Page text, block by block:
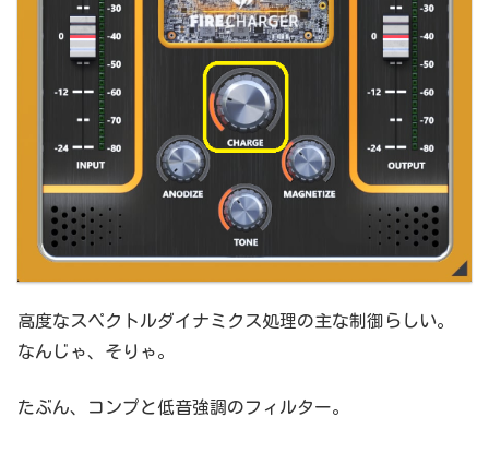
高度なスペクトルダイナミクス処理の主な制御らしい。
なんじゃ、そりゃ。
たぶん、コンプと低音強調のフィルター。